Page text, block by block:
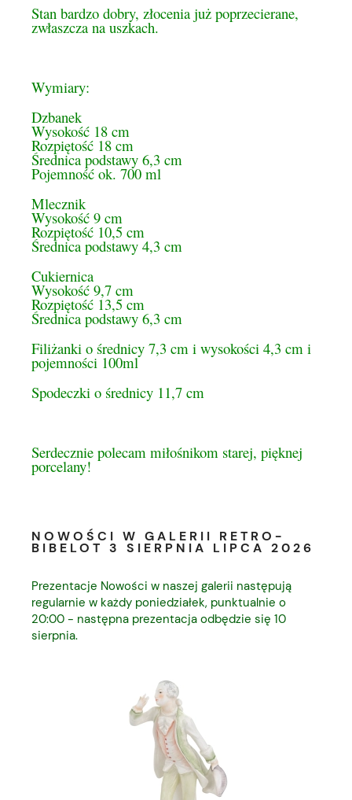
Stan bardzo dobry, złocenia już poprzecierane,
zwłaszcza na uszkach.
Wymiary:
Dzbanek
Wysokość 18 cm
Rozpiętość 18 cm
Średnica podstawy 6,3 cm
Pojemność ok. 700 ml
Mlecznik
Wysokość 9 cm
Rozpiętość 10,5 cm
Średnica podstawy 4,3 cm
Cukiernica
Wysokość 9,7 cm
Rozpiętość 13,5 cm
Średnica podstawy 6,3 cm
Filiżanki o średnicy 7,3 cm i wysokości 4,3 cm i
pojemności 100ml
Spodeczki o średnicy 11,7 cm
Serdecznie polecam miłośnikom starej, pięknej
porcelany!
NOWOŚCI W GALERII RETRO-
BIBELOT 3 SIERPNIA LIPCA 2026
Prezentacje Nowości w naszej galerii następują
regularnie w każdy poniedziałek, punktualnie o
20:00 - następna prezentacja odbędzie się 10
sierpnia.